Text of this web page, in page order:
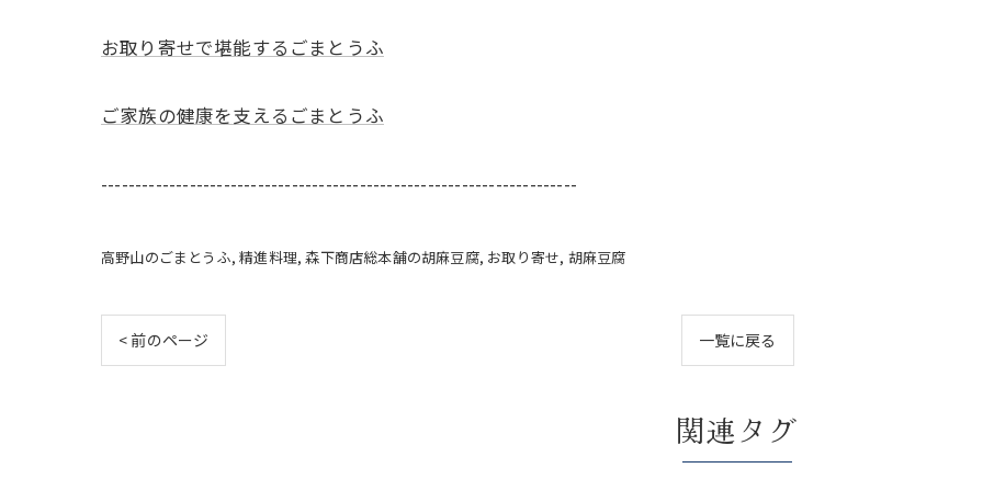
お取り寄せで堪能するごまとうふ
ご家族の健康を支えるごまとうふ
----------------------------------------------------------------------
高野山のごまとうふ 精進料理 森下商店総本舗の胡麻豆腐 お取り寄せ 胡麻豆腐
< 前のページ 一覧に戻る
関連タグ